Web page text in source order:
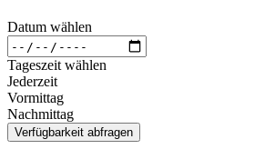
Datum wählen
Tageszeit wählen
Jederzeit
Vormittag
Nachmittag
Verfügbarkeit abfragen